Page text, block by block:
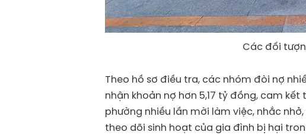
Các đối
Theo hồ sơ điều tra, các nhóm đòi nợ
nhận khoản nợ hơn 5,17 tỷ đồng, cam
phường nhiều lần mời làm việc, nhắc
theo dõi sinh hoạt của gia đình bị hại